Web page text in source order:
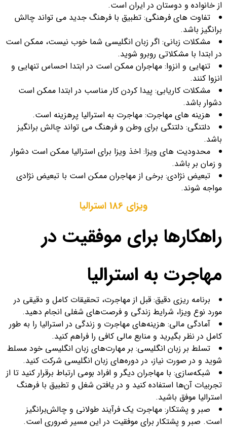
از خانواده و دوستان در ایران است.
تفاوت های فرهنگی: تطبیق با فرهنگ جدید می تواند چالش
برانگیز باشد.
مشکلات زبانی: اگر زبان انگلیسی شما خوب نیست، ممکن است
در ابتدا با مشکلاتی روبرو شوید.
تنهایی و انزوا: مهاجران ممکن است در ابتدا احساس تنهایی و
انزوا کنند.
مشکلات کاریابی: پیدا کردن کار مناسب در ابتدا ممکن است
دشوار باشد.
هزینه های مهاجرت: مهاجرت به استرالیا پرهزینه است.
دلتنگی: دلتنگی برای وطن و فرهنگ می تواند چالش برانگیز
باشد.
محدودیت های ویزا: اخذ ویزا برای استرالیا ممکن است دشوار
و زمان بر باشد.
تبعیض نژادی: برخی از مهاجران ممکن است با تبعیض نژادی
مواجه شوند.
ویزای 186 استرالیا
راهکارها برای موفقیت در
مهاجرت به استرالیا
برنامه ریزی دقیق: قبل از مهاجرت، تحقیقات کامل و دقیقی در
مورد نوع ویزا، شرایط زندگی و فرصت‌های شغلی انجام دهید.
آمادگی مالی: هزینه‌های مهاجرت و زندگی در استرالیا را به طور
کامل در نظر بگیرید و منابع مالی کافی را فراهم کنید.
تسلط بر زبان انگلیسی: بر مهارت‌های زبان انگلیسی خود مسلط
شوید و در صورت نیاز، در دوره‌های زبان انگلیسی شرکت کنید.
شبکه‌سازی: با مهاجران دیگر و افراد بومی ارتباط برقرار کنید تا از
تجربیات آن‌ها استفاده کنید و در یافتن شغل و تطبیق با فرهنگ
استرالیا موفق باشید.
صبر و پشتکار: مهاجرت یک فرآیند طولانی و چالش‌برانگیز
است. صبر و پشتکار برای موفقیت در این مسیر ضروری است.